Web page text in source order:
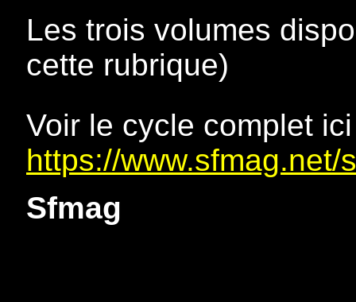
Les trois volumes
cette rubrique)
Voir le cycle complet
https://
Sfmag